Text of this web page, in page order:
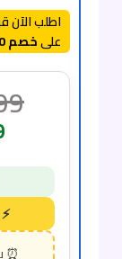
اطلب الآن
علىخصم 50%